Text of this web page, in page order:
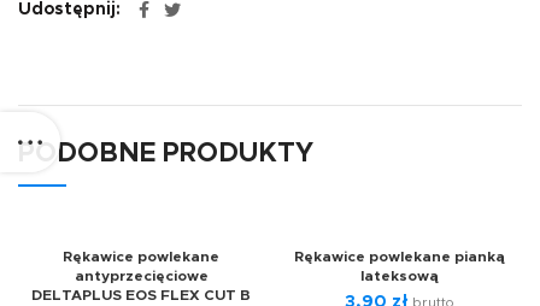
Udostępnij
PODOBNE PRODUKTY
Rękawice powlekane
antyprzecięciowe
DELTAPLUS EOS FLEX CUT B
Rękawice powlekane pianką
lateksową
3,90 zł brutto